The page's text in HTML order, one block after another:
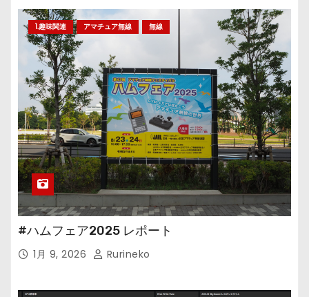
1.趣味関連 アマチュア無線 無線
#ハムフェア2025 レポート
1月 9, 2026 Rurineko